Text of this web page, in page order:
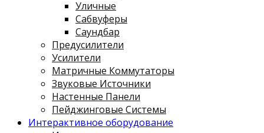
Уличные
Сабвуферы
Саундбар
Предусилители
Усилители
Матричные Коммутаторы
Звуковые Источники
Настенные Панели
Пейджинговые Системы
Интерактивное оборудование